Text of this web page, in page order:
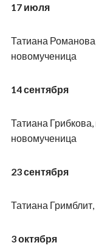
17 июля
Татиана
новомученица
14 сентября
Татиана
новомученица
23 сентября
Татиана
3 октября